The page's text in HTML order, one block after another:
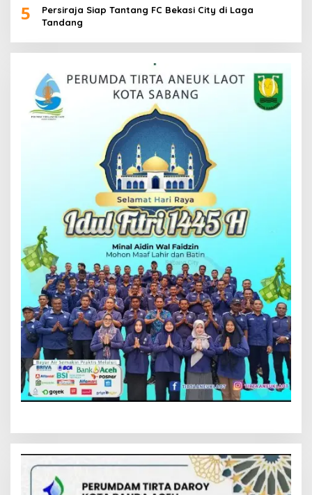
5
Persiraja Siap Tantang FC Bekasi City di Laga
Tandang